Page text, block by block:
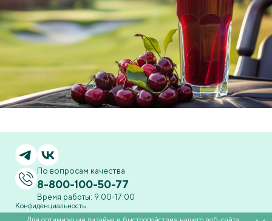
По вопросам качества
8-800-100-50-77
Время работы: 9:00-17:00
Конфиденциальность